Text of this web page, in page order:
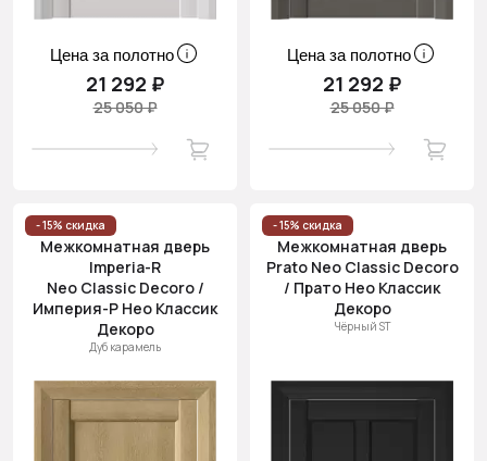
Цена за полотно
21 292 ₽
25 050 ₽
Цена за полотно
21 292 ₽
25 050 ₽
- 15% скидка
Межкомнатная дверь
Imperia-R
Neo Classic Decoro /
Империя-Р Нео Классик
Декоро
Дуб карамель
- 15% скидка
Межкомнатная дверь
Prato Neo Classic Decoro
/ Прато Нео Классик
Декоро
Чёрный ST